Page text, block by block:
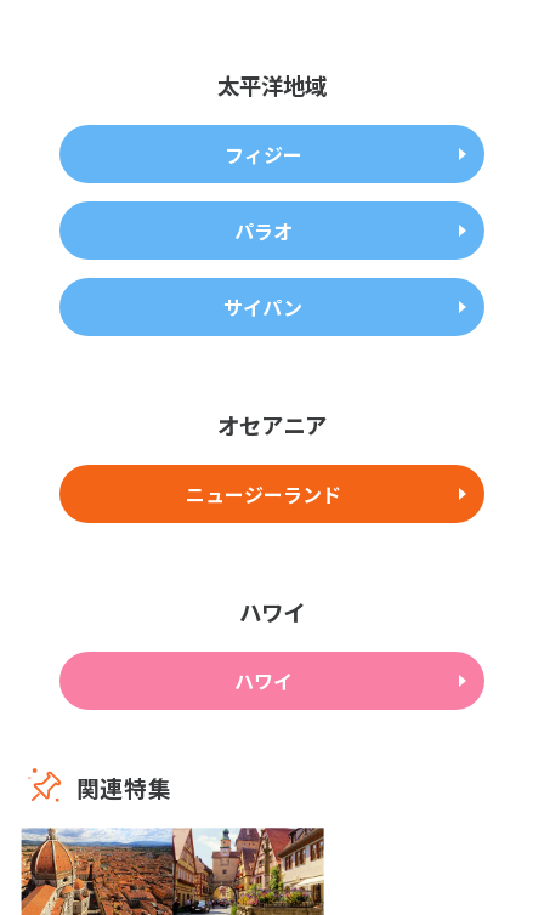
太平洋地域
フィジー
パラオ
サイパン
オセアニア
ニュージーランド
ハワイ
ハワイ
関連特集